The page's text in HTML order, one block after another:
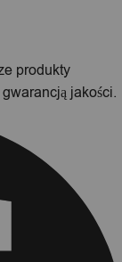
produkty
jakości.